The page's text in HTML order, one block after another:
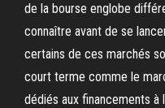
de la bourse englobe
connaître avant de se
certains de ces marchés
court terme comme le
dédiés aux financements